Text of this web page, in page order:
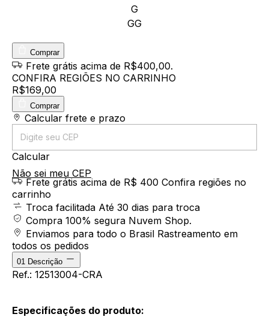
G
GG
Comprar
Frete grátis acima de R$400,00.
CONFIRA REGIÕES NO CARRINHO
R$169,00
Comprar
Entregas para o CEP:
Calcular frete e prazo
Calcular
Não sei meu CEP
Frete grátis acima de R$ 400 Confira regiões no
carrinho
Troca facilitada Até 30 dias para troca
Compra 100% segura Nuvem Shop.
Enviamos para todo o Brasil Rastreamento em
todos os pedidos
01 Descrição
Ref.: 12513004-CRA
Especificações do produto: